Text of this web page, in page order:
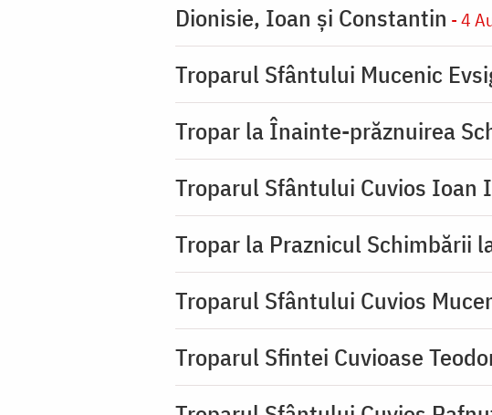
Dionisie, Ioan şi Constantin - 4
Troparul Sfântului Mucenic
Tropar la Înainte-prăznuirea
Troparul Sfântului Cuvios Ioan
Tropar la Praznicul Schimbării
Troparul Sfântului Cuvios
Troparul Sfintei Cuvioase